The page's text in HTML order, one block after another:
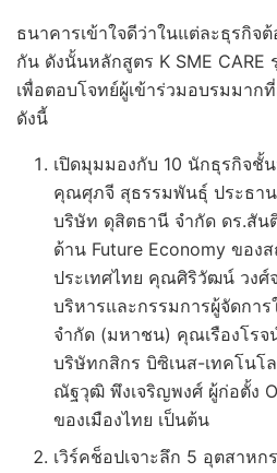
ธนาคารเข้าใจดีว่าในแต่ละธุรกิจ
กัน ดังนั้นหลักสูตร K SME CARE
เพื่อตอบโจทย์ผู้เข้าร่วมอบรมมาก
ดังนี้
เปิดมุมมองกับ 10 นักธุรกิจชั้
คุณศุภจี สุธรรมพันธุ์ ประธา
บริษัท ดุสิตธานี จำกัด ดร.สัน
ด้าน Future Economy ของ
ประเทศไทย คุณศิริวัฒน์ วงศ์
บริหารและกรรมการผู้จัดกา
จำกัด (มหาชน) คุณเรืองโร
บริษัทกสิกร บิซิเนส-เทคโนโ
ณัฐวุฒิ พึงเจริญพงศ์ ผู้ก่อตั้ง
ของเมืองไทย เป็นต้น
เวิร์คช็อปเจาะลึก 5 อุตสาหก